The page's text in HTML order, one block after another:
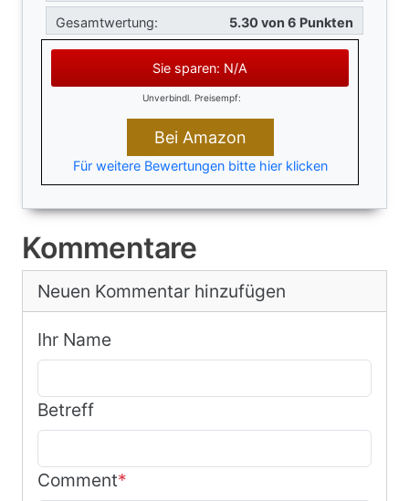
Gesamtwertung: 5.30 von 6 Punkten
Sie sparen: N/A
Unverbindl. Preisempf:
Bei Amazon
Für weitere Bewertungen bitte hier klicken
Kommentare
Neuen Kommentar hinzufügen
Ihr Name
Betreff
Comment